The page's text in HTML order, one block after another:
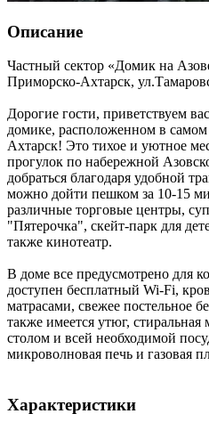
Описание
Частный сектор «Домик на
Приморско-Ахтарск,
Дорогие гости, приветствуем
домике, расположенном в
Ахтарск! Это тихое и уютное
прогулок по набережной
добраться благодаря удобной
можно дойти пешком за 10-15
различные торговые центры,
"Пятерочка", скейт-парк для
также кинотеатр.
В доме все предусмотрено для
доступен бесплатный Wi-Fi,
матрасами, свежее постельное
также имеется утюг,
столом и всей необходимой
микроволновая печь и газовая
Характеристики